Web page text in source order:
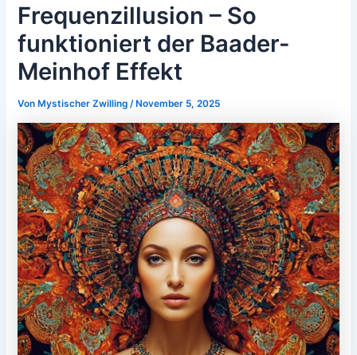
Frequenzillusion – So
funktioniert der Baader-
Meinhof Effekt
Von Mystischer Zwilling/ November 5, 2025